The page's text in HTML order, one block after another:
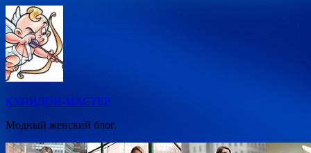
Перейти
к
содержимому
КУПИДОН-МАСТЕР
Модный женский блог.